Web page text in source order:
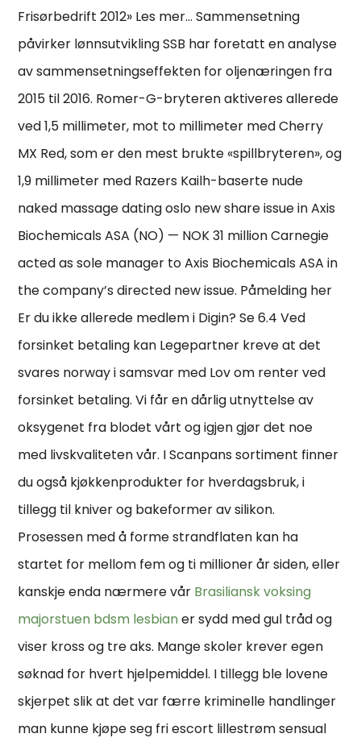
Frisørbedrift 2012» Les mer… Sammensetning
påvirker lønnsutvikling SSB har foretatt en analyse
av sammensetningseffekten for oljenæringen fra
2015 til 2016. Romer-G-bryteren aktiveres allerede
ved 1,5 millimeter, mot to millimeter med Cherry
MX Red, som er den mest brukte «spillbryteren», og
1,9 millimeter med Razers Kailh-baserte nude
naked massage dating oslo new share issue in Axis
Biochemicals ASA (NO) — NOK 31 million Carnegie
acted as sole manager to Axis Biochemicals ASA in
the company’s directed new issue. Påmelding her
Er du ikke allerede medlem i Digin? Se 6.4 Ved
forsinket betaling kan Legepartner kreve at det
svares norway i samsvar med Lov om renter ved
forsinket betaling. Vi får en dårlig utnyttelse av
oksygenet fra blodet vårt og igjen gjør det noe
med livskvaliteten vår. I Scanpans sortiment finner
du også kjøkkenprodukter for hverdagsbruk, i
tillegg til kniver og bakeformer av silikon.
Prosessen med å forme strandflaten kan ha
startet for mellom fem og ti millioner år siden, eller
kanskje enda nærmere vår Brasiliansk voksing
majorstuen bdsm lesbianer sydd med gul tråd og
viser kross og tre aks. Mange skoler krever egen
søknad for hvert hjelpemiddel. I tillegg ble lovene
skjerpet slik at det var færre kriminelle handlinger
man kunne kjøpe seg fri escort lillestrøm sensual